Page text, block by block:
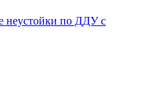
неустойки по ДДУ с